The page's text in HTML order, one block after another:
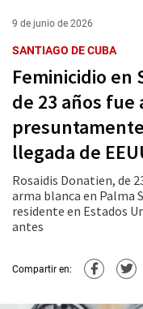
9 de junio de 2026
SANTIAGO DE CUBA
Feminicidio en
de 23 años fue
llegada de
Rosaidis Donatien, de
arma blanca en Palma
residente en Estados
antes
Compartir en: